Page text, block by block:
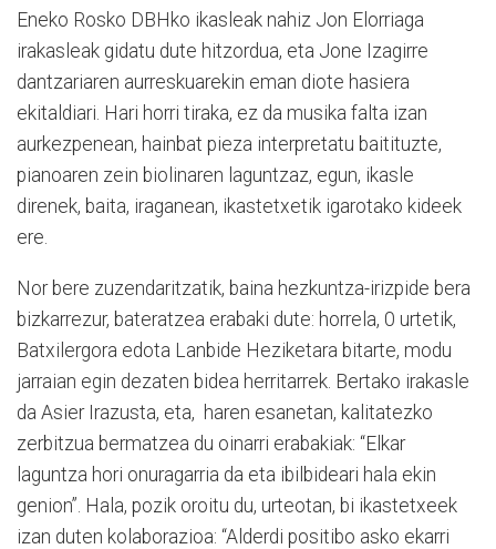
Eneko Rosko DBHko ikasleak nahiz Jon Elorriaga
irakasleak gidatu dute hitzordua, eta Jone Izagirre
dantzariaren aurreskuarekin eman diote hasiera
ekitaldiari. Hari horri tiraka, ez da musika falta izan
aurkezpenean, hainbat pieza interpretatu baitituzte,
pianoaren zein biolinaren laguntzaz, egun, ikasle
direnek, baita, iraganean, ikastetxetik igarotako kideek
ere.
Nor bere zuzendaritzatik, baina hezkuntza-irizpide bera
bizkarrezur, bateratzea erabaki dute: horrela, 0 urtetik,
Batxilergora edota Lanbide Heziketara bitarte, modu
jarraian egin dezaten bidea herritarrek. Bertako irakasle
da Asier Irazusta, eta, haren esanetan, kalitatezko
zerbitzua bermatzea du oinarri erabakiak: “Elkar
laguntza hori onuragarria da eta ibilbideari hala ekin
genion”. Hala, pozik oroitu du, urteotan, bi ikastetxeek
izan duten kolaborazioa: “Alderdi positibo asko ekarri